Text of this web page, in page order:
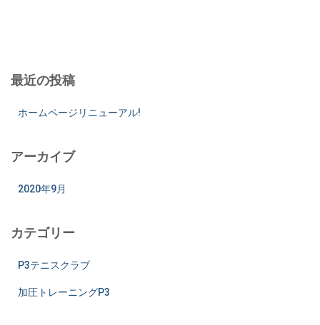
最近の投稿
ホームページリニューアル!
アーカイブ
2020年9月
カテゴリー
P3テニスクラブ
加圧トレーニングP3